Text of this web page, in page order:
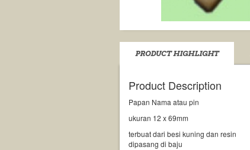
PRODUCT HIGHLIGHT
Product Description
Papan Nama atau pin
ukuran 12 x 69mm
terbuat dari besi kuning dan resin
dipasang di baju